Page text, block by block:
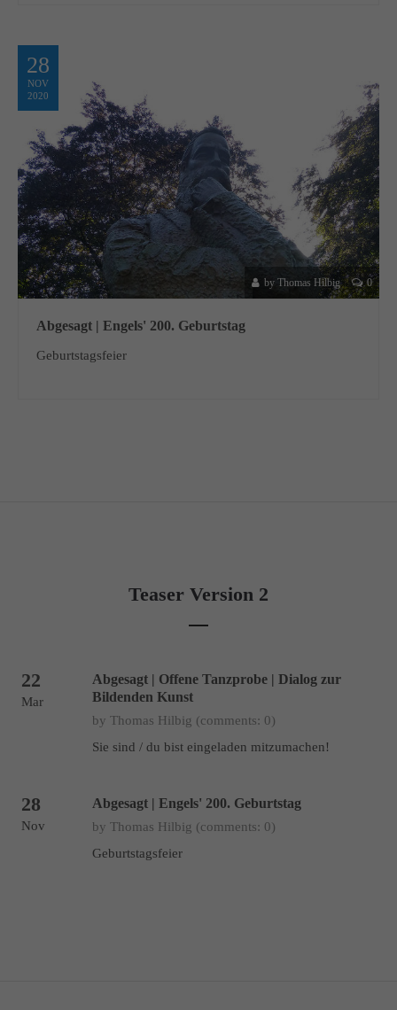
About us
Lorem ipsum dolor sit amet, consectetuer adipiscing elit.
Aenean commodo ligula eget dolor. Aenean massa. Cum sociis
natoque penatibus et magnis dis parturient montes, nascetur
ridiculus mus. Donec quam felis, ultricies nec.
28
NOV
2020
by Thomas Hilbig 0
Abgesagt | Engels' 200. Geburtstag
Geburtstagsfeier
Teaser Version 2
22
Mar
Abgesagt | Offene Tanzprobe | Dialog zur
Bildenden Kunst
by Thomas Hilbig (comments: 0)
Sie sind / du bist eingeladen mitzumachen!
28
Nov
Abgesagt | Engels' 200. Geburtstag
by Thomas Hilbig (comments: 0)
Geburtstagsfeier